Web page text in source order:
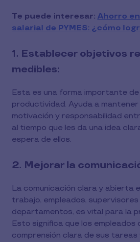
Te puede interesar: Ahorro
salarial de PYMES: ¿cómo
1. Establecer objetivos
medibles:
Esta es una forma importante
productividad. Ayuda a
motivación y responsabilidad
al tiempo que les da una idea
espera de ellos.
2. Mejorar la
La comunicación clara y abierta
trabajo, empleados,
departamentos, es vital para la
Esto significa que los empleados
comprensión clara de sus tareas